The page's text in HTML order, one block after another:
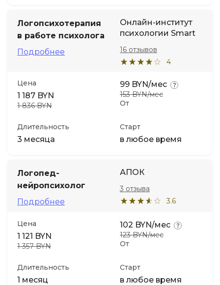
Логопсихотерапия
в работе психолога
Подробнее
Онлайн-институт
психологии Smart
4
16 отзывов
Цена
1 187 BYN
1 836 BYN От
99 BYN/мес
153 BYN/мес
Длительность
3 месяца
Старт
в любое время
Логопед-
нейропсихолог
Подробнее
АПОК
3.6
3 отзыва
Цена
1 121 BYN
1 357 BYN От
102 BYN/мес
123 BYN/мес
Длительность
1 месяц
Старт
в любое время